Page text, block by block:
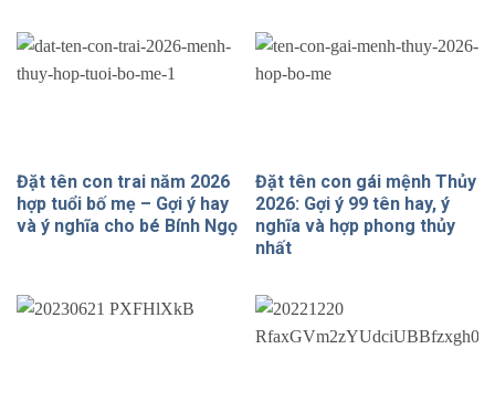
Đặt tên con trai năm 2026
hợp tuổi bố mẹ – Gợi ý hay
và ý nghĩa cho bé Bính Ngọ
Đặt tên con gái mệnh Thủy
2026: Gợi ý 99 tên hay, ý
nghĩa và hợp phong thủy
nhất